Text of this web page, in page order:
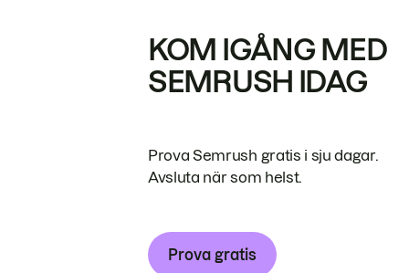
KOM IGÅNG MED
SEMRUSH IDAG
Prova Semrush gratis i sju dagar.
Avsluta när som helst.
Prova gratis